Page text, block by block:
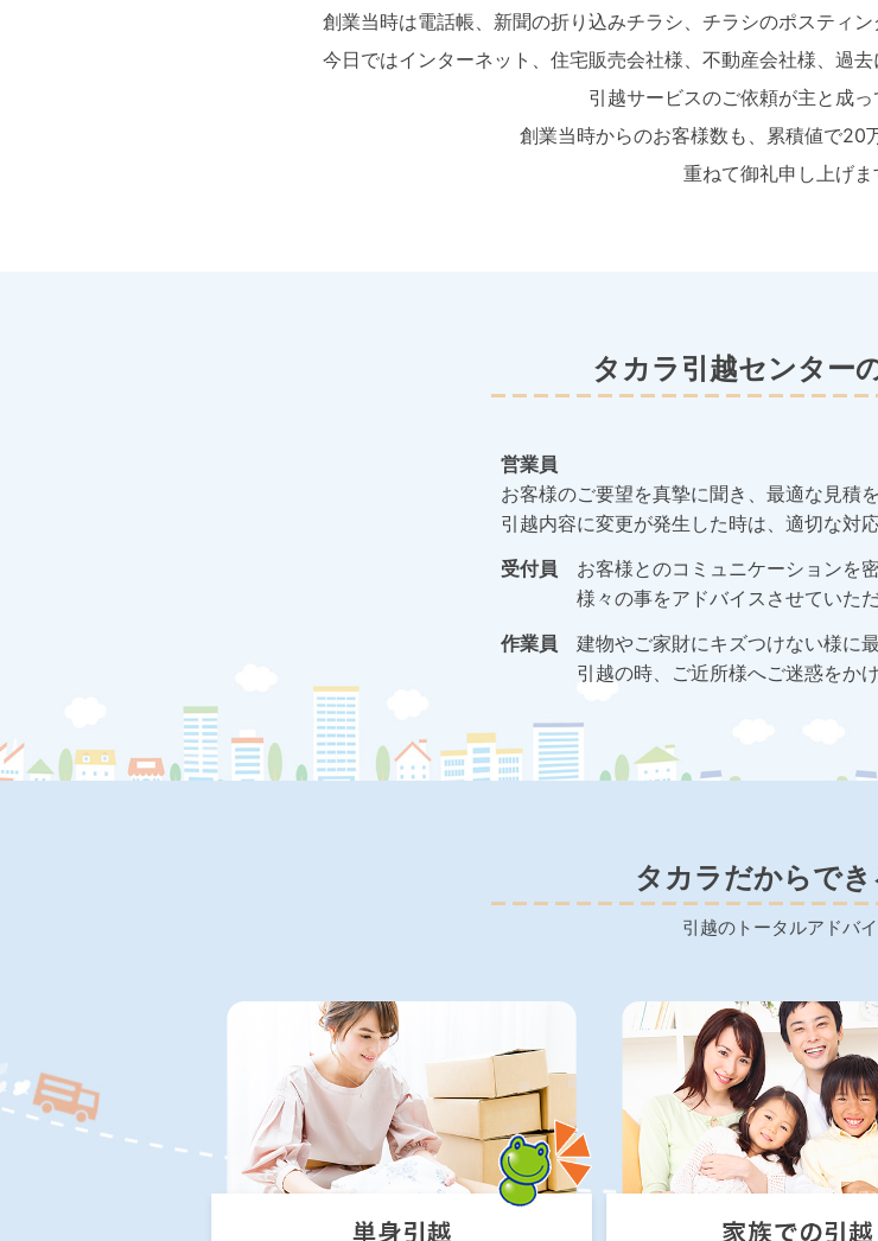
創業当時は電話帳、新聞の折り込みチラシ、チラシのポスティ
今日ではインターネット、住宅販売会社様、不動産会社様、過
引越サービスのご依頼が主と成っ
創業当時からのお客様数も、累積値で20
重ねて御礼申し上げま
タカラ引越センター
営業員
お客様のご要望を真摯に聞き、最適な見積
引越内容に変更が発生した時は、適切な対
受付員
お客様とのコミュニケーションを密
様々の事をアドバイスさせていただ
作業員
建物やご家財にキズつけない様に
引越の時、ご近所様へご迷惑をか
タカラだからでき
引越のトータルアドバ